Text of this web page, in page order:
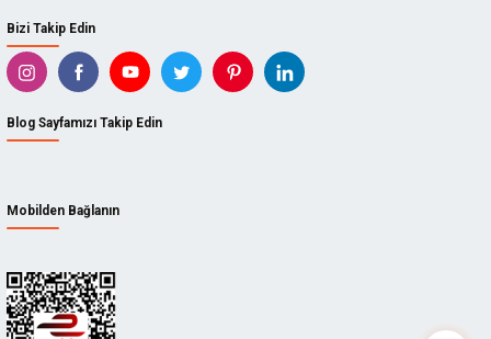
Bizi Takip Edin
Blog Sayfamızı Takip Edin
Mobilden Bağlanın